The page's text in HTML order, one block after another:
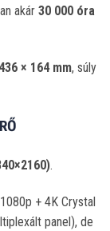
akár 30 000 óra
× 164 mm, súly
.
+ 4K Crystal
panel), de